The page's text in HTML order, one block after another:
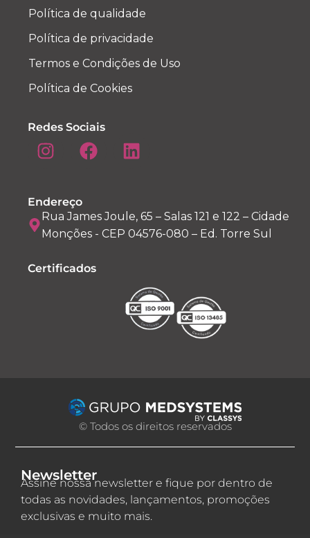
Política de qualidade
Política de privacidade
Termos e Condições de Uso
Política de Cookies
Redes Sociais
Endereço
Rua James Joule, 65 – Salas 121 e 122 – Cidade
Monções - CEP 04576-080 – Ed. Torre Sul
Certificados
© Todos os direitos reservados
Newsletter
Assine nossa newsletter e fique por dentro de
todas as novidades, lançamentos, promoções
exclusivas e muito mais.